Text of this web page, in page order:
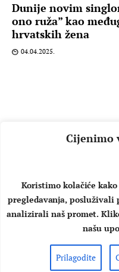
Cijenimo
Koristimo kolačiće
pregledavanja, posluživali
analizirali naš promet.
našu
Prilagodite
Dunije novim
ono ruža” kao
hrvatskih žena
04.04.2025.
O NAMA
Copyright © 2026